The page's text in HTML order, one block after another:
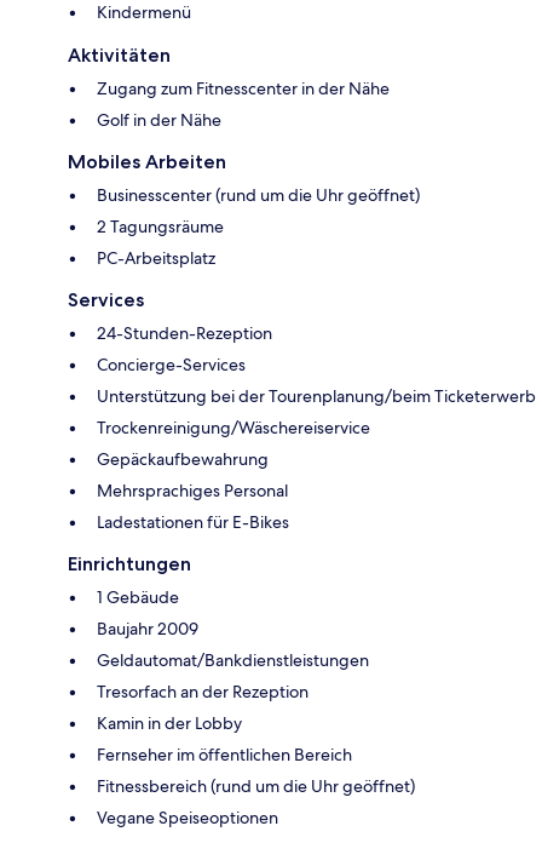
Kindermenü
Aktivitäten
Zugang zum Fitnesscenter in der Nähe
Golf in der Nähe
Mobiles Arbeiten
Businesscenter (rund um die Uhr geöffnet)
2 Tagungsräume
PC-Arbeitsplatz
Services
24-Stunden-Rezeption
Concierge-Services
Unterstützung bei der Tourenplanung/beim Ticketerwerb
Trockenreinigung/Wäschereiservice
Gepäckaufbewahrung
Mehrsprachiges Personal
Ladestationen für E-Bikes
Einrichtungen
1 Gebäude
Baujahr 2009
Geldautomat/Bankdienstleistungen
Tresorfach an der Rezeption
Kamin in der Lobby
Fernseher im öffentlichen Bereich
Fitnessbereich (rund um die Uhr geöffnet)
Vegane Speiseoptionen